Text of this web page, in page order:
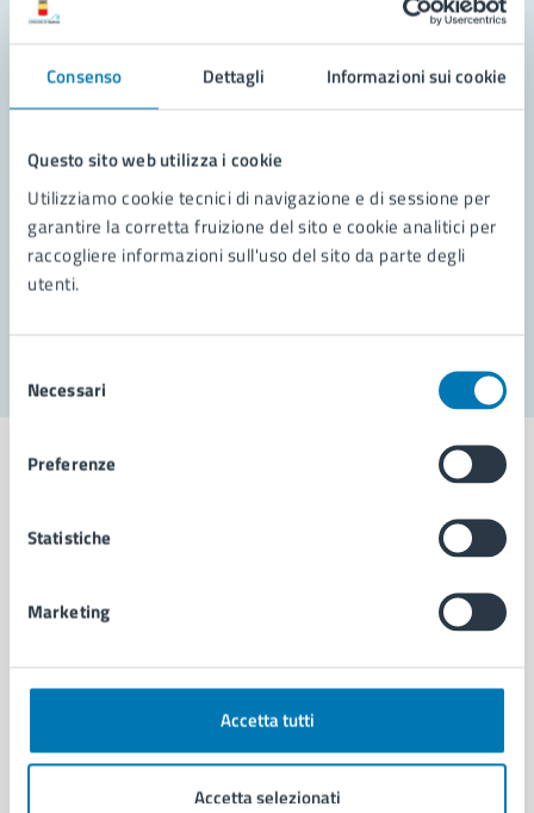
Consenso Dettagli Informazioni sui cookie
Questo sito web utilizza i cookie
Utilizziamo cookie tecnici di navigazione e di sessione per
garantire la corretta fruizione del sito e cookie analitici per
raccogliere informazioni sull'uso del sito da parte degli
utenti.
delNecessari
Preferenze
Statistiche
Marketing
Accetta tutti
Accetta selezionati
Leggi le domande frequenti
Richiedi assistenza
Prenota appuntamento
Problemi in città
Comune di Napoli
AMMINISTRAZIONE
Organi di governo
Enti e fondazioni